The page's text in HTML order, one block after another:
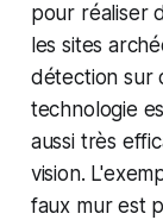
pour réaliser
les sites
détection sur
technologie
aussi très
vision.
faux mur est